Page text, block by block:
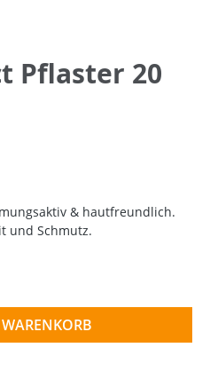
Pflaster 20
& hautfreundlich.
und Schmutz.
Wert